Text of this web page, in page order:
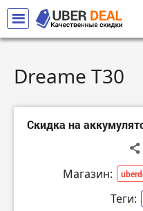
Dreame T30
Скидка на
Магазин:
Теги: